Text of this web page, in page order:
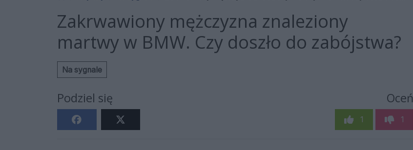
Zakrwawiony mężczyzna znaleziony
martwy w BMW. Czy doszło do zabójstwa?
Na sygnale
Podziel się Oceń
1 1